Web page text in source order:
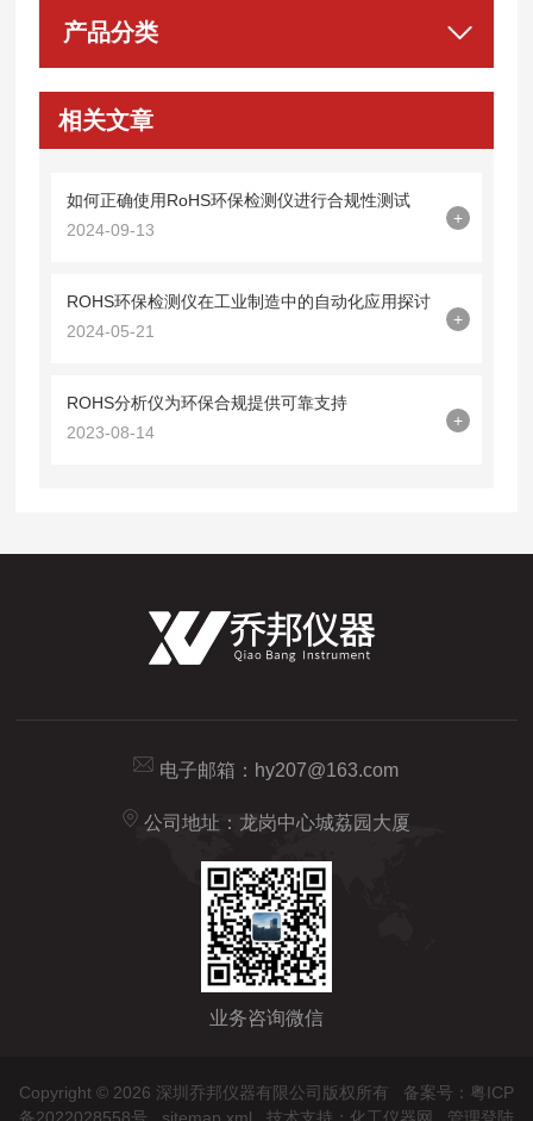
产品分类
相关文章
如何正确使用RoHS环保检测仪进行合规性测试
2024-09-13
+
ROHS环保检测仪在工业制造中的自动化应用探讨
2024-05-21
+
ROHS分析仪为环保合规提供可靠支持
2023-08-14
+
电子邮箱： hy207@163.com
公司地址：龙岗中心城荔园大厦
业务咨询微信
Copyright © 2026 深圳乔邦仪器有限公司版权所有 备案号：粤ICP